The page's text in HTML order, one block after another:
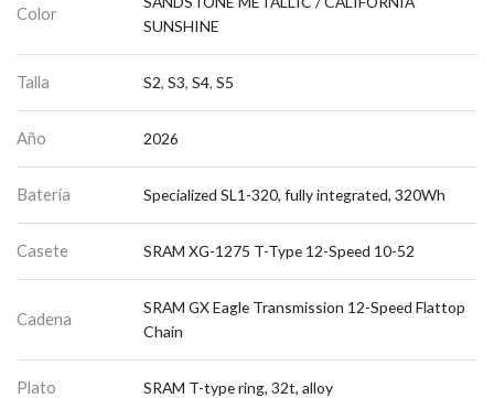
Color
SUNSHINE
Talla S2, S3, S4, S5
Año 2026
Batería Specialized SL1-320, fully integrated, 320Wh
Casete SRAM XG-1275 T-Type 12-Speed 10-52
Cadena
SRAM GX Eagle Transmission 12-Speed Flattop
Chain
Plato SRAM T-type ring, 32t, alloy